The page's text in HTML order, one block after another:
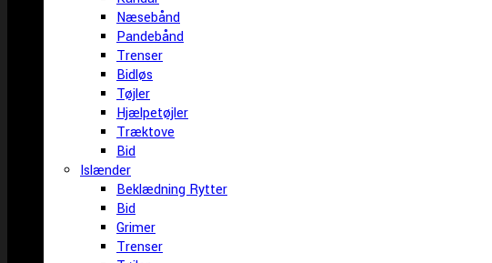
Næsebånd
Pandebånd
Trenser
Bidløs
Tøjler
Hjælpetøjler
Træktove
Bid
Islænder
Beklædning Rytter
Bid
Grimer
Trenser